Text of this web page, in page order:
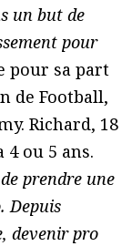
un but de
pour
pour sa part
de Football,
Richard, 18
4 ou 5 ans.
prendre une
Depuis
devenir pro